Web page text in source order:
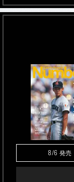
8/6 発売